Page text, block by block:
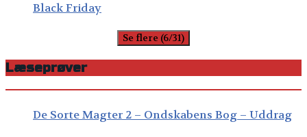
Black Friday
Se flere (6/31)
Læseprøver
De Sorte Magter 2 – Ondskabens Bog – Uddrag